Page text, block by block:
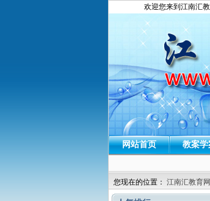
欢迎您来到江南汇教
网站首页 教案学
您现在的位置： 江南汇教育网